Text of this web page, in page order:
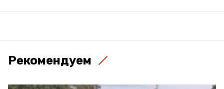
Рекомендуем